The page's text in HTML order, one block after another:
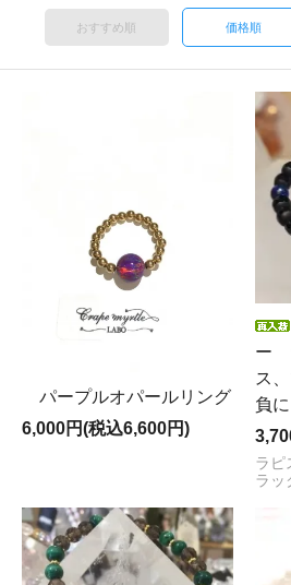
おすすめ順 価格順
パープルオパールリング
6,000円(税込6,600円)
ー
ス
負
ラピ
ラッ